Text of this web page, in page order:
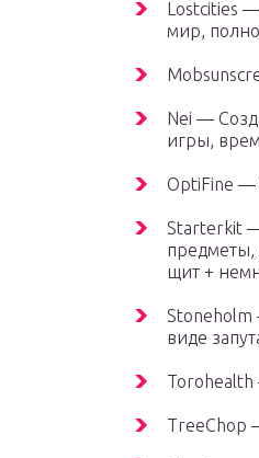
Lostcities
мир,
Nei —
игры,
OptiFine —
Starterkit
предметы,
щит +
Stoneholm
виде
TreeChop